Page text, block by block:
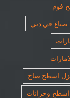
فوم
صباغ في دبي
اسطح صاج
وخزانات